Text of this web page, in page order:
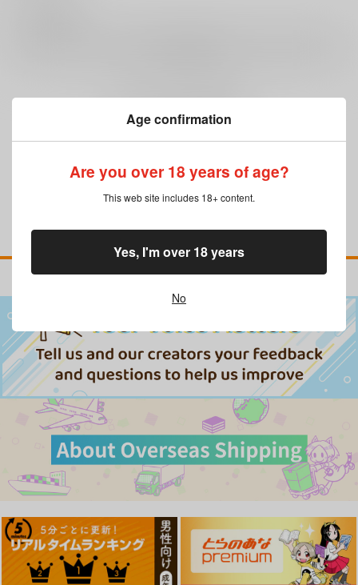
Age confirmation
Are you over 18 years of age?
This web site includes 18+ content.
No
Yes, I'm over 18 years